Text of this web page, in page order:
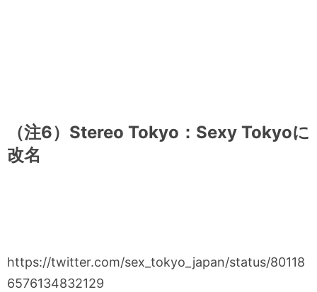
（注6）Stereo Tokyo：Sexy Tokyoに
改名
https://twitter.com/sex_tokyo_japan/status/80118
6576134832129